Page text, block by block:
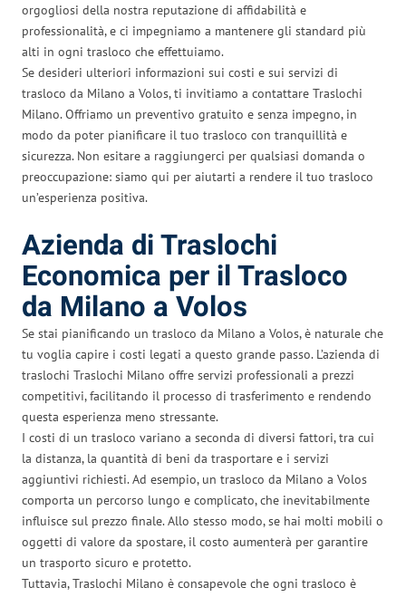
orgogliosi della nostra reputazione di affidabilità e
professionalità, e ci impegniamo a mantenere gli standard più
alti in ogni trasloco che effettuiamo.
Se desideri ulteriori informazioni sui costi e sui servizi di
trasloco da Milano a Volos, ti invitiamo a contattare Traslochi
Milano. Offriamo un preventivo gratuito e senza impegno, in
modo da poter pianificare il tuo trasloco con tranquillità e
sicurezza. Non esitare a raggiungerci per qualsiasi domanda o
preoccupazione: siamo qui per aiutarti a rendere il tuo trasloco
un’esperienza positiva.
Azienda di Traslochi
Economica per il Trasloco
da Milano a Volos
Se stai pianificando un trasloco da Milano a Volos, è naturale che
tu voglia capire i costi legati a questo grande passo. L’azienda di
traslochi Traslochi Milano offre servizi professionali a prezzi
competitivi, facilitando il processo di trasferimento e rendendo
questa esperienza meno stressante.
I costi di un trasloco variano a seconda di diversi fattori, tra cui
la distanza, la quantità di beni da trasportare e i servizi
aggiuntivi richiesti. Ad esempio, un trasloco da Milano a Volos
comporta un percorso lungo e complicato, che inevitabilmente
influisce sul prezzo finale. Allo stesso modo, se hai molti mobili o
oggetti di valore da spostare, il costo aumenterà per garantire
un trasporto sicuro e protetto.
Tuttavia, Traslochi Milano è consapevole che ogni trasloco è